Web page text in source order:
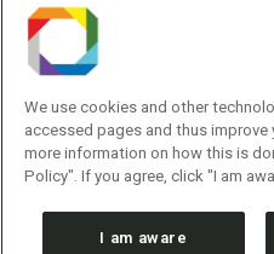
Concordo com os termos de
Privacidade
/I agree to the
Policy.
We use cookies and other
accessed pages and thus improve
more information on how this is
Policy". If you agree, click "I am
I am aware